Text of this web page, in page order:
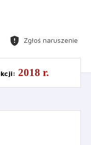
gpp_maybe Zgłoś naruszenie
: 2018 r.